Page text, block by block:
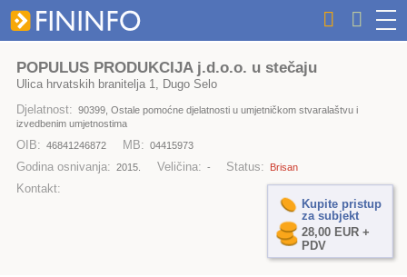
POPULUS PRODUKCIJA j.d.o.o. u stečaju
Ulica hrvatskih branitelja 1, Dugo Selo
Djelatnost: 90399, Ostale pomoćne djelatnosti u umjetničkom stvaralaštvu i
izvedbenim umjetnostima
OIB: 46841246872 MB: 04415973
Godina osnivanja: 2015. Veličina: - Status: Brisan
Kontakt:
Kupite pristup
za subjekt
28,00 EUR +
PDV